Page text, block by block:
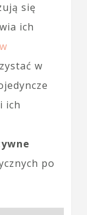
się
ich
w
ich
po